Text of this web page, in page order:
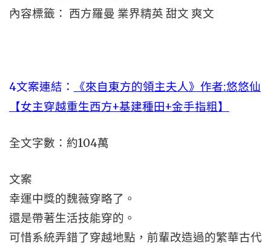
內容標籤： 西方羅曼 業界精英 甜文 爽文
4文案連結：
《來自東方的領主夫人》作者:悠悠仙
【女主穿越重生西方+基建種田+金手指粗】
全文字數：約104萬
文案
幸運中獎的魏薇穿略了。
還是帶著生活技能穿的。
可惜系統弄錯了穿越地點，前輩改造過的繁華古代